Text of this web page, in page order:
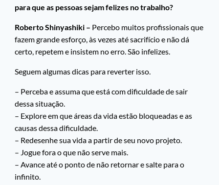
para que as pessoas sejam felizes no trabalho?
Roberto Shinyashiki – Percebo muitos profissionais que
fazem grande esforço, às vezes até sacrifício e não dá
certo, repetem e insistem no erro. São infelizes.
Seguem algumas dicas para reverter isso.
– Perceba e assuma que está com dificuldade de sair
dessa situação.
– Explore em que áreas da vida estão bloqueadas e as
causas dessa dificuldade.
– Redesenhe sua vida a partir de seu novo projeto.
– Jogue fora o que não serve mais.
– Avance até o ponto de não retornar e salte para o
infinito.